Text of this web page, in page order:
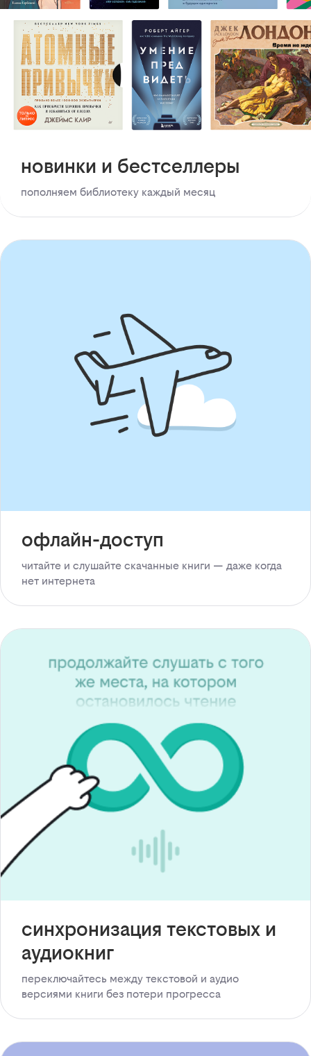
новинки и бестселлеры
пополняем библиотеку каждый месяц
офлайн-доступ
читайте и слушайте скачанные книги — даже когда
нет интернета
синхронизация текстовых и
аудиокниг
переключайтесь между текстовой и аудио
версиями книги без потери прогресса